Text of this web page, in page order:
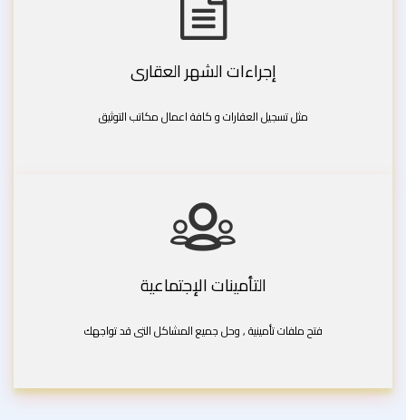
إجراءات الشهر العقارى
مثل تسجيل العقارات و كافة اعمال مكاتب التوثيق
التأمينات الإجتماعية
فتح ملفات تأمينية , وحل جميع المشاكل التى قد تواجهك